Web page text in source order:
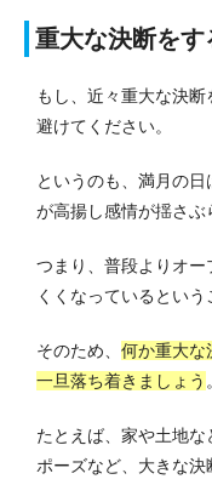
重大な決断をす
もし、近々重大な決
避けてください。
というのも、満月の
が高揚し感情が揺さぶ
つまり、普段よりオー
くくなっているという
そのため、 何か重大な
一旦落ち着きましょう 。
たとえば、家や土地
ポーズなど、大きな決